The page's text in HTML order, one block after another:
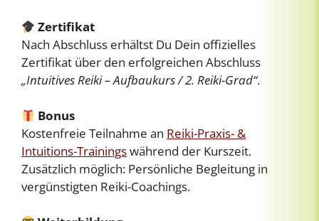
Zertifikat
Nach Abschluss erhältst Du Dein offizielles
Zertifikat über den erfolgreichen Abschluss
„Intuitives Reiki – Aufbaukurs / 2. Reiki-Grad“.
Bonus
Kostenfreie Teilnahme an Reiki-Praxis- &
Intuitions-Trainingswährend der Kurszeit.
Zusätzlich möglich: Persönliche Begleitung in
vergünstigten Reiki-Coachings.